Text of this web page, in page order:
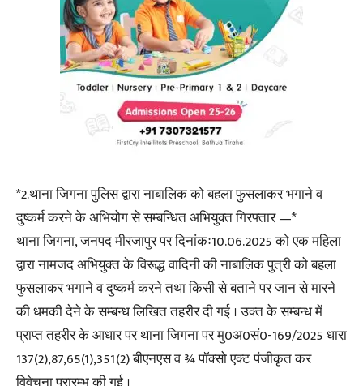
*2.थाना जिगना पुलिस द्वारा नाबालिक को बहला फुसलाकर भगाने व
दुष्कर्म करने के अभियोग से सम्बन्धित अभियुक्त गिरफ्तार —*
थाना जिगना, जनपद मीरजापुर पर दिनांकः10.06.2025 को एक महिला
द्वारा नामजद अभियुक्त के विरूद्ध वादिनी की नाबालिक पुत्री को बहला
फुसलाकर भगाने व दुष्कर्म करने तथा किसी से बताने पर जान से मारने
की धमकी देने के सम्बन्ध लिखित तहरीर दी गई । उक्त के सम्बन्ध में
प्राप्त तहरीर के आधार पर थाना जिगना पर मु0अ0सं0-169/2025 धारा
137(2),87,65(1),351(2) बीएनएस व ¾ पॉक्सो एक्ट पंजीकृत कर